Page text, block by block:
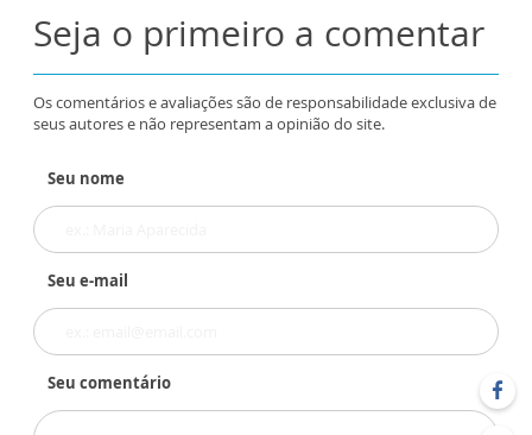
Seja o primeiro a comentar
Os comentários e avaliações são de responsabilidade exclusiva de
seus autores e não representam a opinião do site.
Seu nome
Seu e-mail
Seu comentário